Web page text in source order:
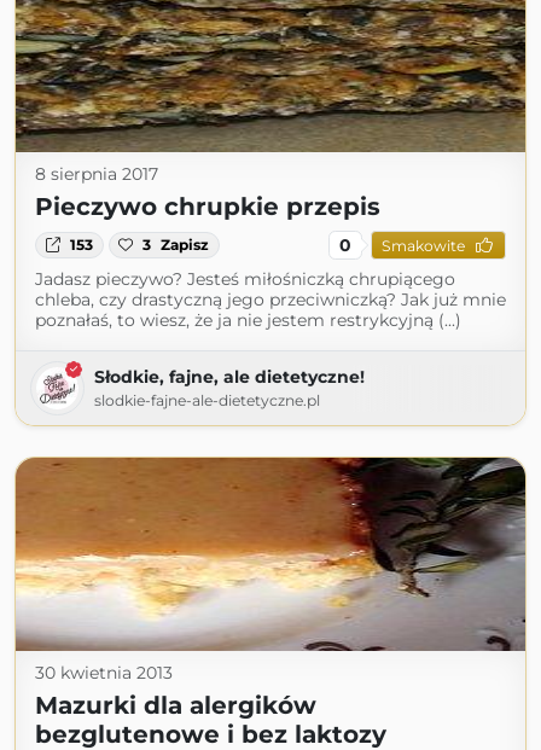
8 sierpnia 2017
Pieczywo chrupkie przepis
153 3 Zapisz 0 Smakowite
Jadasz pieczywo? Jesteś miłośniczką chrupiącego
chleba, czy drastyczną jego przeciwniczką? Jak już mnie
poznałaś, to wiesz, że ja nie jestem restrykcyjną (...)
Słodkie, fajne, ale dietetyczne!
slodkie-fajne-ale-dietetyczne.pl
30 kwietnia 2013
Mazurki dla alergików
bezglutenowe i bez laktozy